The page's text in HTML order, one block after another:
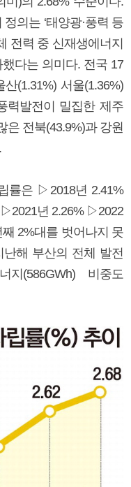
의는 ‘태양광·풍력 등
전력 중 신재생에너지
다는 의미다. 전국 17
(1.31%) 서울(1.36%)
력발전이 밀집한 제주
은 전북(43.9%)과 강원
률은 ▷2018년 2.41%
년 2.26% ▷2022
2%대를 벗어나지 못
해 부산의 전체 발전
지(586GWh) 비중도